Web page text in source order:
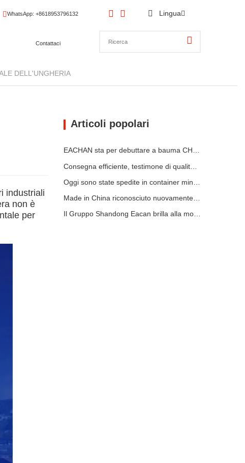
Contattaci
WhatsApp: +8618953796132 Lingua
DELL'UNGHERIA
industriali
non è
per
Articoli popolari
EACHAN sta per debuttare a bauma CHINA 2026, portando a Shanghai innovativi risultati nel campo delle macchine edili di piccole dimensioni
Il Gruppo Shandong Eacan brilla alla mostra ungherese